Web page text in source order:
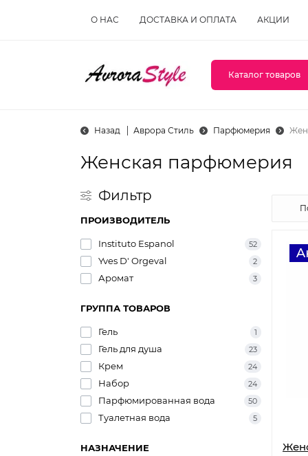
О НАС ДОСТАВКА И ОПЛАТА АКЦИИ
Каталог товаров
Назад Аврора Стиль Парфюмерия
Женская парфюмерия
Фильтр
ПРОИЗВОДИТЕЛЬ
Instituto Espanol 52
Yves D' Orgeval 2
Аромат 3
ГРУППА ТОВАРОВ
Гель 1
Гель для душа 23
Крем 24
Набор 24
Парфюмированная вода 50
Туалетная вода 5
НАЗНАЧЕНИЕ